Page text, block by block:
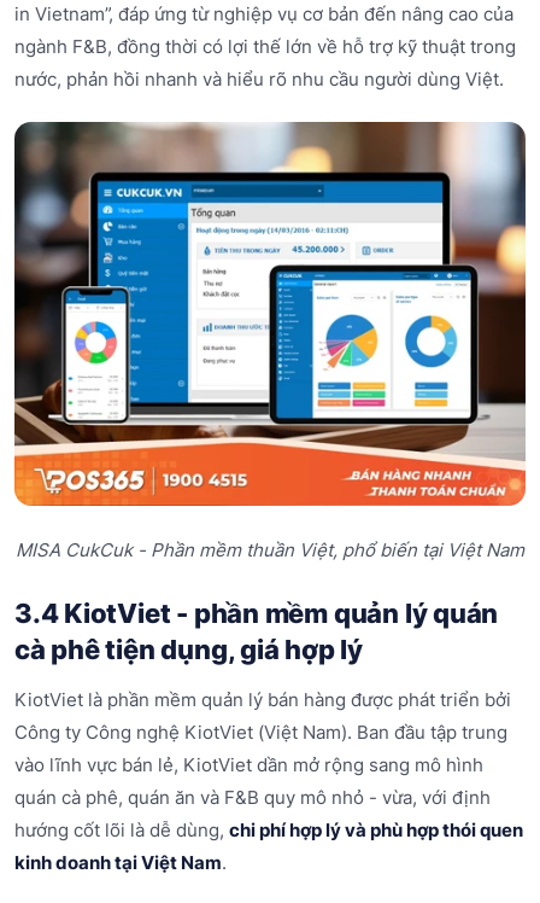
in Vietnam”, đáp ứng từ nghiệp vụ cơ bản đến nâng cao của
ngành F&B, đồng thời có lợi thế lớn về hỗ trợ kỹ thuật trong
nước, phản hồi nhanh và hiểu rõ nhu cầu người dùng Việt.
MISA CukCuk - Phần mềm thuần Việt, phổ biến tại Việt Nam
3.4 KiotViet - phần mềm quản lý quán
cà phê tiện dụng, giá hợp lý
KiotViet là phần mềm quản lý bán hàng được phát triển bởi
Công ty Công nghệ KiotViet (Việt Nam). Ban đầu tập trung
vào lĩnh vực bán lẻ, KiotViet dần mở rộng sang mô hình
quán cà phê, quán ăn và F&B quy mô nhỏ - vừa, với định
hướng cốt lõi là dễ dùng, chi phí hợp lý và phù hợp thói quen
kinh doanh tại Việt Nam.